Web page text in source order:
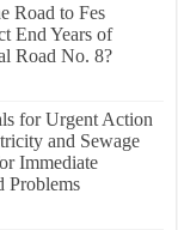
Road to Fes
End Years of
Road No. 8?
for Urgent Action
and Sewage
Immediate
Problems